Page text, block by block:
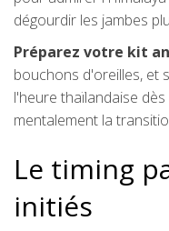
dégourdir les jambes
Préparez votre kit
bouchons d'oreilles, et
l'heure thaïlandaise
mentalement la
Le timing
initiés